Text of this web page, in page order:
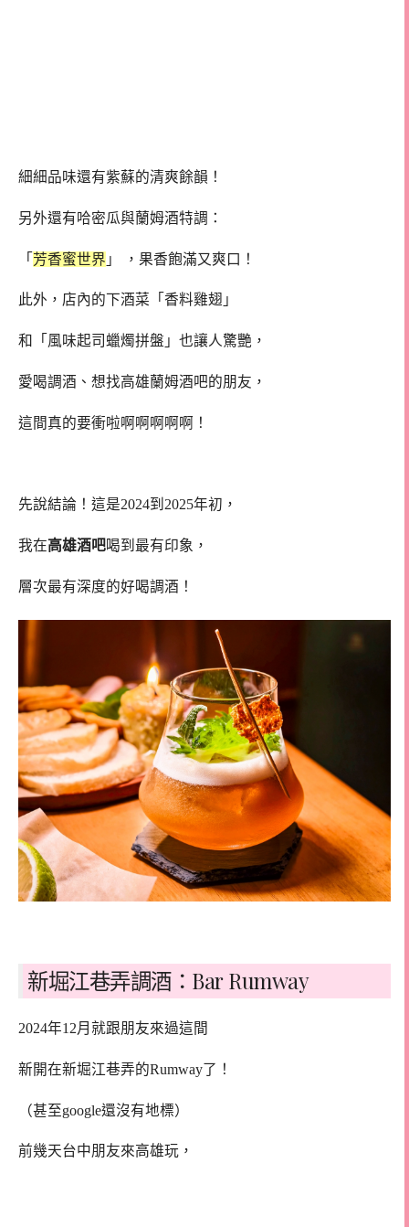
細細品味還有紫蘇的清爽餘韻！
另外還有哈密瓜與蘭姆酒特調：
「 芳香蜜世界 」 ，果香飽滿又爽口！
此外，店內的下酒菜「香料雞翅」
和「風味起司蠟燭拼盤」也讓人驚艷，
愛喝調酒、想找高雄蘭姆酒吧的朋友，
這間真的要衝啦啊啊啊啊啊！
先說結論！這是2024到2025年初，
我在高雄酒吧喝到最有印象，
層次最有深度的好喝調酒！
新堀江巷弄調酒：Bar Rumway
2024年12月就跟朋友來過這間
新開在新堀江巷弄的Rumway了！
（甚至google還沒有地標）
前幾天台中朋友來高雄玩，